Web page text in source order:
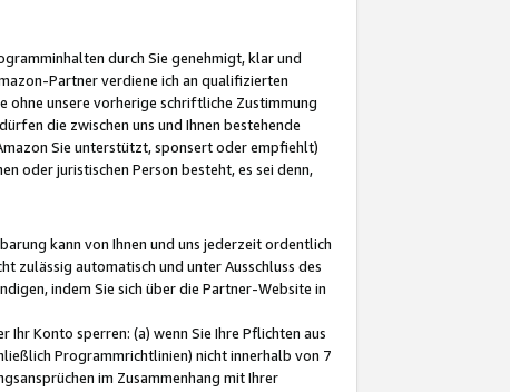
durch Sie genehmigt, klar und
Partner verdiene ich an qualifizierten
ohne unsere vorherige schriftliche Zustimmung
die zwischen uns und Ihnen bestehende
Sie unterstützt, sponsert oder empfiehlt)
oder juristischen Person besteht, es sei denn,
kann von Ihnen und uns jederzeit ordentlich
zulässig automatisch und unter Ausschluss des
indem Sie sich über die Partner-Website in
Konto sperren: (a) wenn Sie Ihre Pflichten aus
Programmrichtlinien) nicht innerhalb von 7
im Zusammenhang mit Ihrer